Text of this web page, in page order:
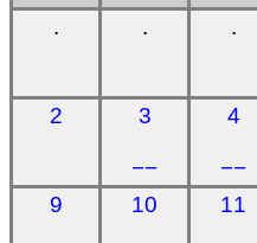
. . .
2 3
−−
4
−−
9 10 11